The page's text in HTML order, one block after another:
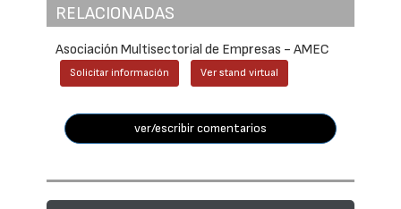
RELACIONADAS
Asociación Multisectorial de Empresas - AMEC
Solicitar información Ver stand virtual
ver/escribir comentarios